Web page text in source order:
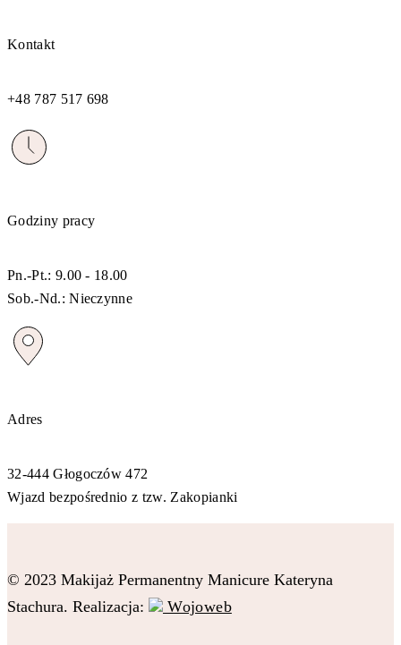
Kontakt
+48 787 517 698
Godziny pracy
Pn.-Pt.: 9.00 - 18.00
Sob.-Nd.: Nieczynne
Adres
32-444 Głogoczów 472
Wjazd bezpośrednio z tzw. Zakopianki
© 2023 Makijaż Permanentny Manicure Kateryna
Stachura. Realizacja:
Wojoweb